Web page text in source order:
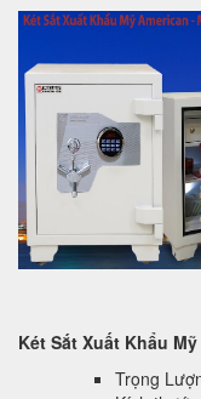
Két Sắt Xuất Khẩu Mỹ
Trọng